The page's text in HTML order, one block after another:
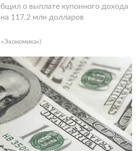
о выплате купонного дохода
117,2 млн долларов